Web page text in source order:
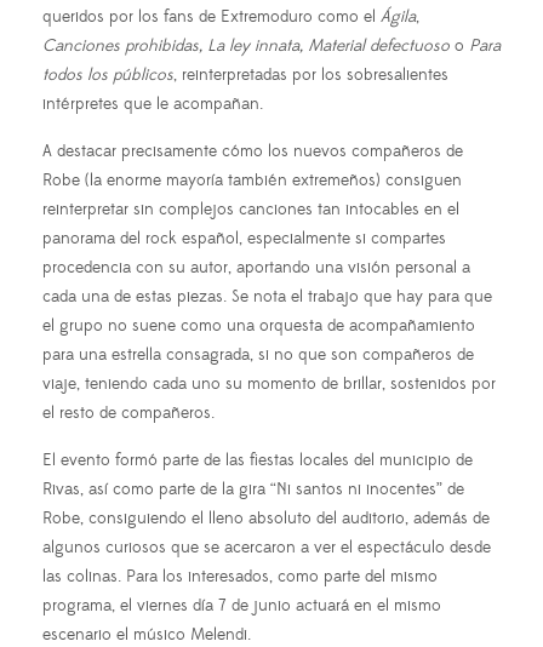
queridos por los fans de Extremoduro como el Ágila,
Canciones prohibidas, La ley innata, Material defectuoso o Para
todos los públicos, reinterpretadas por los sobresalientes
intérpretes que le acompañan.
A destacar precisamente cómo los nuevos compañeros de
Robe (la enorme mayoría también extremeños) consiguen
reinterpretar sin complejos canciones tan intocables en el
panorama del rock español, especialmente si compartes
procedencia con su autor, aportando una visión personal a
cada una de estas piezas. Se nota el trabajo que hay para que
el grupo no suene como una orquesta de acompañamiento
para una estrella consagrada, si no que son compañeros de
viaje, teniendo cada uno su momento de brillar, sostenidos por
el resto de compañeros.
El evento formó parte de las fiestas locales del municipio de
Rivas, así como parte de la gira “Ni santos ni inocentes” de
Robe, consiguiendo el lleno absoluto del auditorio, además de
algunos curiosos que se acercaron a ver el espectáculo desde
las colinas. Para los interesados, como parte del mismo
programa, el viernes día 7 de junio actuará en el mismo
escenario el músico Melendi.